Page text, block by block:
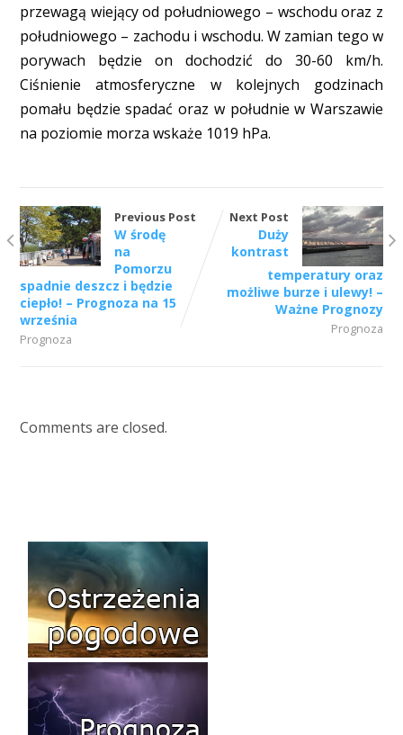
przewagą wiejący od południowego – wschodu oraz z
południowego – zachodu i wschodu. W zamian tego w
porywach będzie on dochodzić do 30-60 km/h.
Ciśnienie atmosferyczne w kolejnych godzinach
pomału będzie spadać oraz w południe w Warszawie
na poziomie morza wskaże 1019 hPa.
Previous Post
W środę
na
Pomorzu
spadnie deszcz i będzie
ciepło! – Prognoza na 15
września
Prognoza
Next Post
Duży
kontrast
temperatury oraz
możliwe burze i ulewy! –
Ważne Prognozy
Prognoza
Comments are closed.